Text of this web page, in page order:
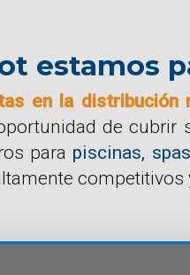
estamos
en la distribución
de cubrir
para piscinas,